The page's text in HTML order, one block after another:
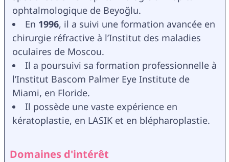
ophtalmologique de Beyoğlu.
En 1996, il a suivi une formation avancée en
chirurgie réfractive à l’Institut des maladies
oculaires de Moscou.
Il a poursuivi sa formation professionnelle à
l’Institut Bascom Palmer Eye Institute de
Miami, en Floride.
Il possède une vaste expérience en
kératoplastie, en LASIK et en blépharoplastie.
Domaines d'intérêt